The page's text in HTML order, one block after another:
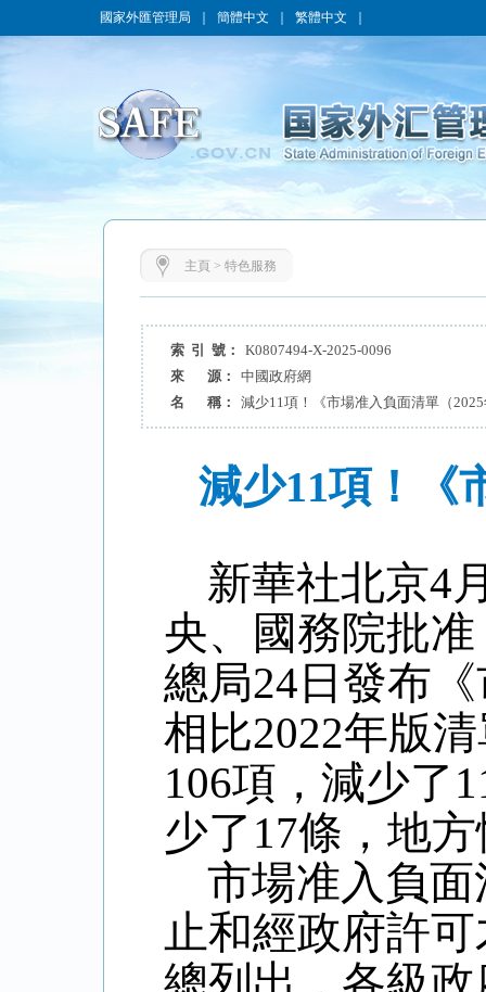
國家外匯管理局 簡體中文 繁體中文
主頁 > 特色服務
索 引 號：
K0807494-X-2025-0096
來 源：
中國政府網
名 稱：
減少11項！《市場准入負面清單（
減少11項！《
新華社北京4
央、國務院批
總局24 日發布
相比2022年版
106項，減少了
少了17條，地
市場准入負
止和經政府許